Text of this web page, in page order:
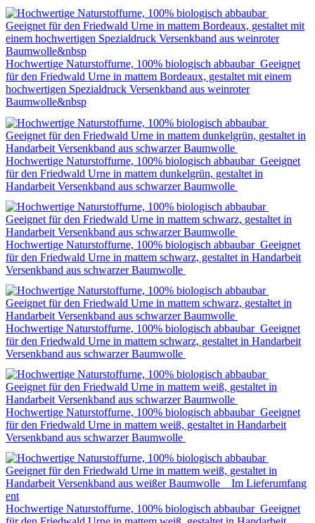
Hochwertige Naturstoffurne, 100% biologisch abbaubar Geeignet
für den Friedwald Urne in mattem Bordeaux, gestaltet mit einem
hochwertigen Spezialdruck Versenkband aus weinroter
Baumwolle&nbsp
Hochwertige Naturstoffurne, 100% biologisch abbaubar Geeignet
für den Friedwald Urne in mattem dunkelgrün, gestaltet in
Handarbeit Versenkband aus schwarzer Baumwolle
Hochwertige Naturstoffurne, 100% biologisch abbaubar Geeignet
für den Friedwald Urne in mattem schwarz, gestaltet in Handarbeit
Versenkband aus schwarzer Baumwolle
Hochwertige Naturstoffurne, 100% biologisch abbaubar Geeignet
für den Friedwald Urne in mattem schwarz, gestaltet in Handarbeit
Versenkband aus schwarzer Baumwolle
Hochwertige Naturstoffurne, 100% biologisch abbaubar Geeignet
für den Friedwald Urne in mattem weiß, gestaltet in Handarbeit
Versenkband aus schwarzer Baumwolle
Hochwertige Naturstoffurne, 100% biologisch abbaubar Geeignet